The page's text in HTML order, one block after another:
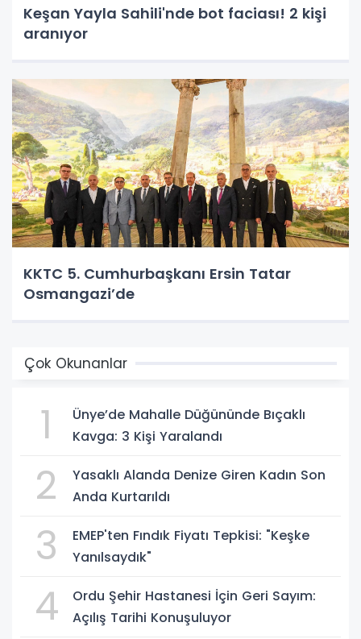
Keşan Yayla Sahili'nde bot faciası! 2 kişi
aranıyor
KKTC 5. Cumhurbaşkanı Ersin Tatar
Osmangazi’de
Çok Okunanlar
1
Ünye’de Mahalle Düğününde Bıçaklı
Kavga: 3 Kişi Yaralandı
2
Yasaklı Alanda Denize Giren Kadın Son
Anda Kurtarıldı
3
EMEP'ten Fındık Fiyatı Tepkisi: "Keşke
Yanılsaydık"
4
Ordu Şehir Hastanesi İçin Geri Sayım:
Açılış Tarihi Konuşuluyor